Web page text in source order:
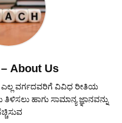
About Us
ವರ್ಗದವರಿಗೆ ವಿವಿಧ ರೀತಿಯ
ಹಾಗು ಸಾಮಾನ್ಯ ಜ್ಞಾನವನ್ನು